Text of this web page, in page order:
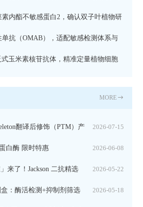
内酯不敏感蛋白2，确认双子叶植物研
抗（OMAB），适配敏感检测体系与
玉米素核苷抗体，精准定量植物细胞
MORE
2026-07-15
翻译后修饰（PTM）产
2026-06-08
白酶 限时特惠
2026-05-22
来了！Jackson 二抗精选
！ 2026-05-18
盒：酶活检测+抑制剂筛选